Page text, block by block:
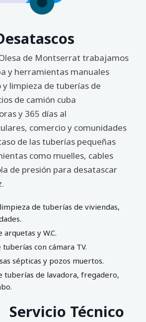
de Montserrat trabajamos
y herramientas manuales
limpieza de tuberías de
de camión cuba
y 365 días al
comercio y comunidades
de las tuberías pequeñas
como muelles, cables
de presión para desatascar
de tuberías de viviendas,
arquetas y W.C.
con cámara TV.
sépticas y pozos muertos.
tuberías de lavadora, fregadero,
Servicio Técnico